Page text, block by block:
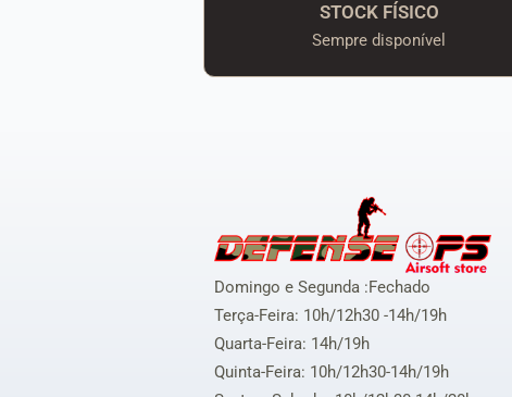
STOCK FÍSICO
Sempre disponível
Domingo e Segunda :Fechado
Terça-Feira: 10h/12h30 -14h/19h
Quarta-Feira: 14h/19h
Quinta-Feira: 10h/12h30-14h/19h